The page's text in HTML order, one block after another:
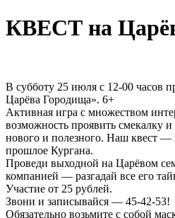
КВЕСТ на
В субботу 25 июля с 12-00 часов
Царёва Городища». 6+
Активная игра с множеством
возможность проявить смекалку
нового и полезного. Наш квест —
прошлое Кургана.
Проведи выходной на Царёвом
компанией — разгадай все его
Участие от 25 рублей.
Звони и записывайся — 45-42-53!
Обязательно возьмите с собой